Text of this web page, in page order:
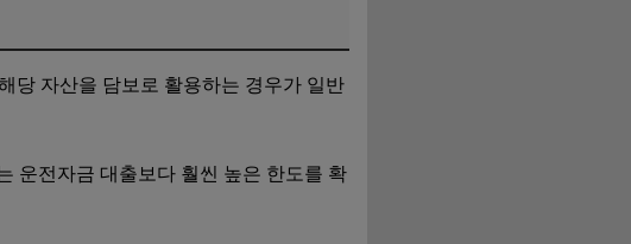
당 자산을 담보로 활용하는 경우가 일반
운전자금 대출보다 훨씬 높은 한도를 확